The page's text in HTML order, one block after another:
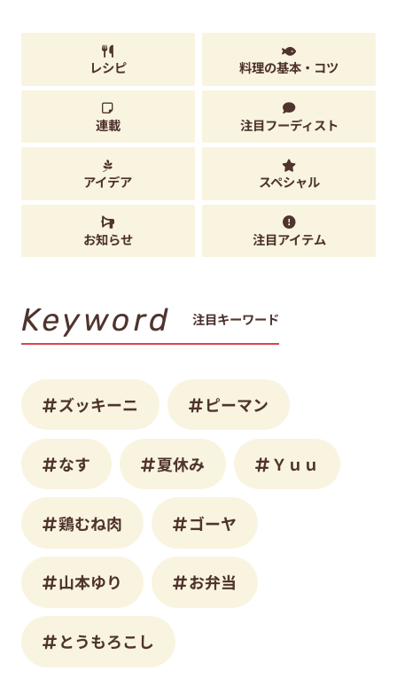
レシピ 料理の基本・コツ
連載 注目フーディスト
アイデア スペシャル
お知らせ 注目アイテム
Keyword 注目キーワード
ズッキーニ ピーマン
なす 夏休み Ｙｕｕ
鶏むね肉 ゴーヤ
山本ゆり お弁当
とうもろこし